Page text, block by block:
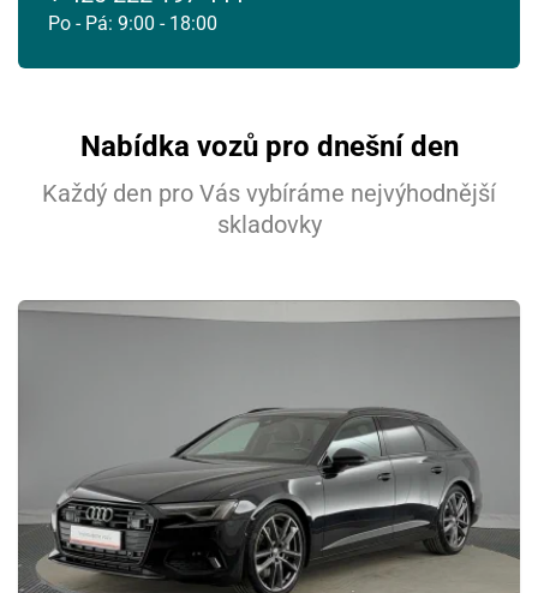
Po - Pá: 9:00 - 18:00
Nabídka vozů pro dnešní den
Každý den pro Vás vybíráme nejvýhodnější
skladovky